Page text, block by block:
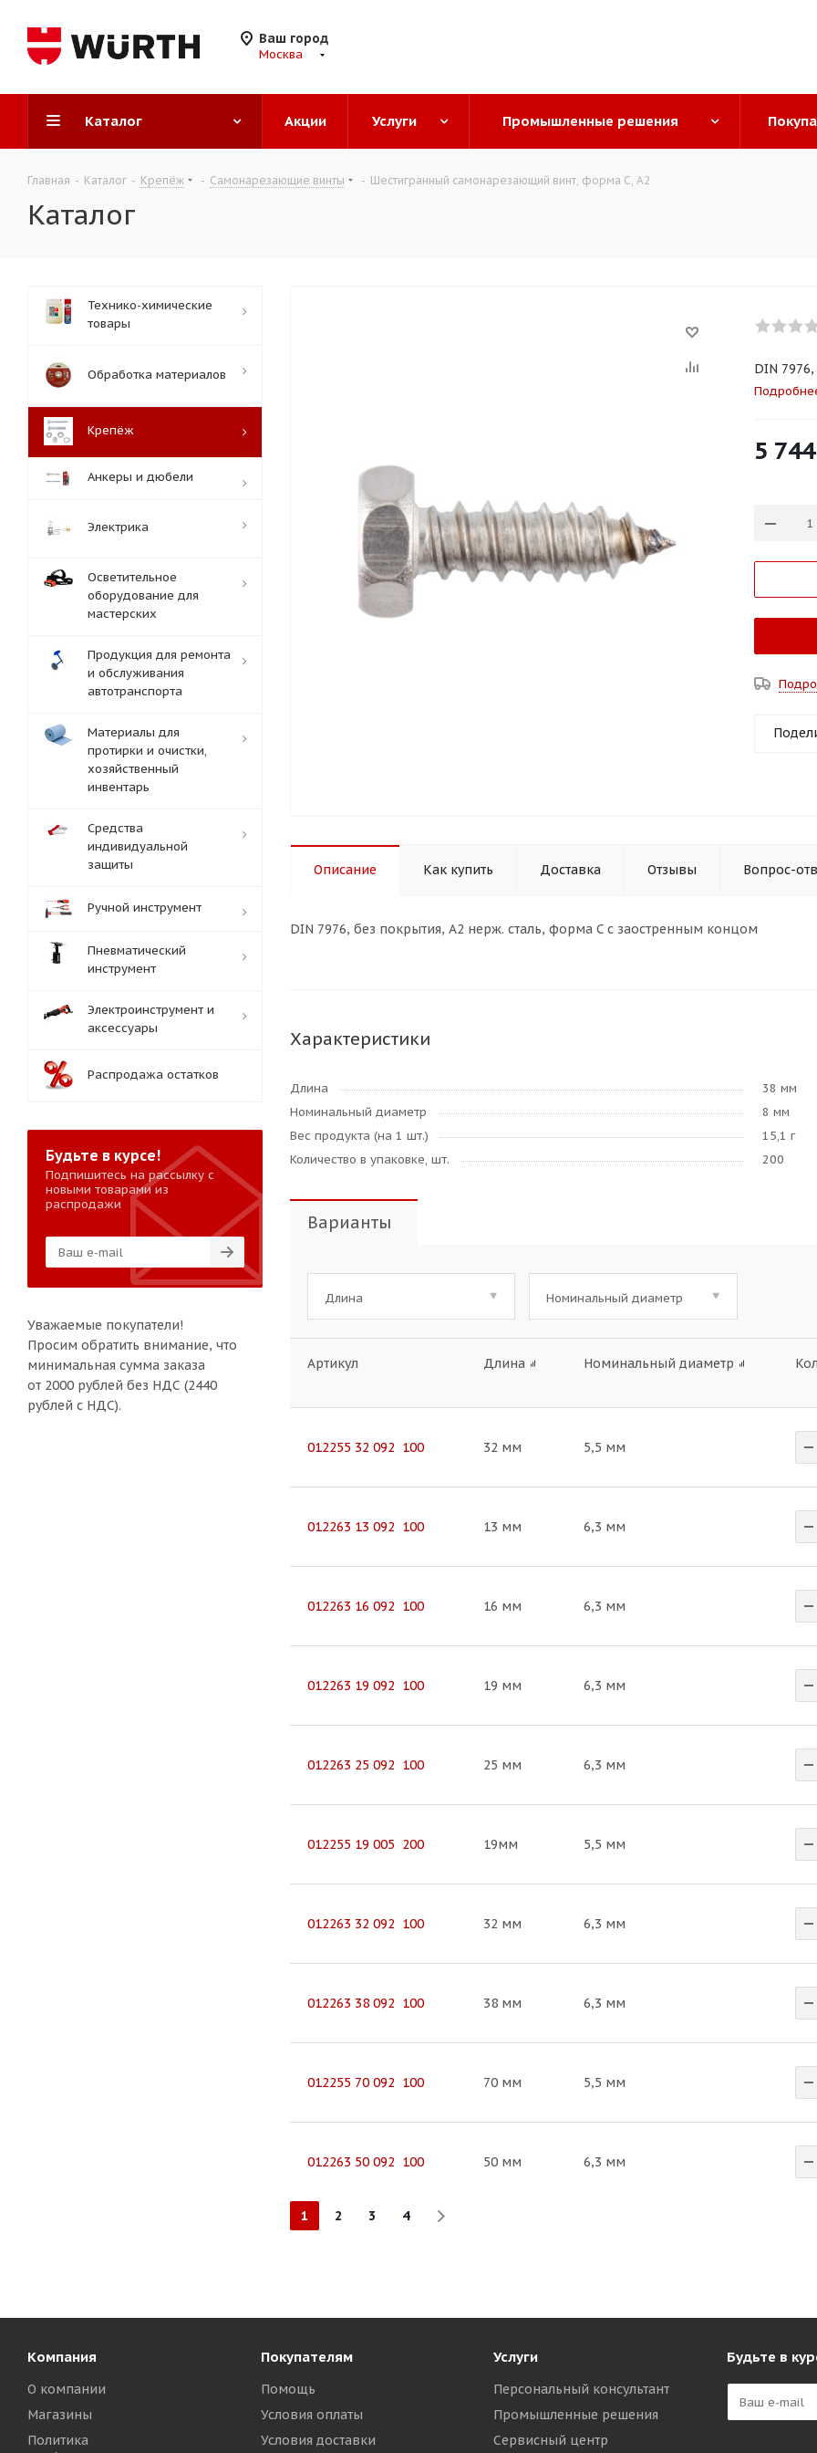
Ваш город
Москва
Каталог Акции Услуги Промышленные решения
Главная - Каталог - Крепёж - Самонарезающие винты - Шестигранный самонарезающий винт, форма C, A2
Каталог
DIN 7976,
5 744
Описание Как купить Доставка Отзывы Вопрос-
DIN 7976, без покрытия, A2 нерж. сталь, форма C с заостренным концом
Характеристики
Длина
38 мм
Номинальный диаметр
8 мм
Вес продукта (на 1 шт.)
15,1 г
Количество в упаковке, шт.
200
Варианты
Длина Номинальный диаметр
Артикул Длина Номинальный диаметр
012255 32 092 100 32 мм 5,5 мм
012263 13 092 100 13 мм 6,3 мм
012263 16 092 100 16 мм 6,3 мм
012263 19 092 100 19 мм 6,3 мм
012263 25 092 100 25 мм 6,3 мм
012255 19 005 200 19мм 5,5 мм
012263 32 092 100 32 мм 6,3 мм
012263 38 092 100 38 мм 6,3 мм
012255 70 092 100 70 мм 5,5 мм
012263 50 092 100 50 мм 6,3 мм
1 2 3 4
Технико-химические
товары
Обработка материалов
Крепёж
Анкеры и дюбели
Электрика
Осветительное
оборудование для
мастерских
Продукция для ремонта
и обслуживания
автотранспорта
Материалы для
протирки и очистки,
хозяйственный
инвентарь
Средства
индивидуальной
защиты
Ручной инструмент
Пневматический
инструмент
Электроинструмент и
аксессуары
Распродажа остатков
Будьте в курсе!
Подпишитесь на рассылку с
новыми товарами из
распродажи
Уважаемые покупатели!
Просим обратить внимание, что
минимальная сумма заказа
от 2000 рублей без НДС (2440
рублей с НДС).
Компания
О компании
Магазины
Политика
Покупателям
Помощь
Условия оплаты
Условия доставки
Услуги
Персональный консультант
Промышленные решения
Сервисный центр
Будьте в